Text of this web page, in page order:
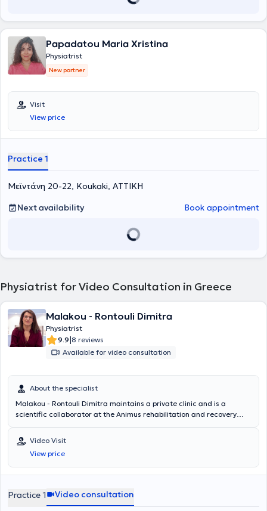
always according to the current indications of the World Health
education and training, he has participated in numerous scientific
conferences in Greece and abroad.
Papadatou Maria Xristina
Physiatrist
New partner
Visit
View price
Practice 1
Μεϊντάνη 20-22, Koukaki, ΑΤΤΙΚΗ
Next availability
Book appointment
Physiatrist for Video Consultation in Greece
Malakou - Rontouli Dimitra
Physiatrist
9.9|8 reviews
Available for video consultation
About the specialist
Malakou - Rontouli Dimitra maintains a private clinic and is a
scientific collaborator at the Animus rehabilitation and recovery
musculoskeletal pain with perineural injections – Lyftogt PI.T and
regenerative medicine including prolotherapy, mesotherapy, and
medical acupuncture. She is also specialized in pedobarography -
gait analysis and electromyography. She is a physiatrist, Senior
Rehabilitation, a graduate of the Aristotle University of Thessaloniki
Medical School, with 13 years of experience in rehabilitation and
Video Visit
View price
Practice 1 Video consultation